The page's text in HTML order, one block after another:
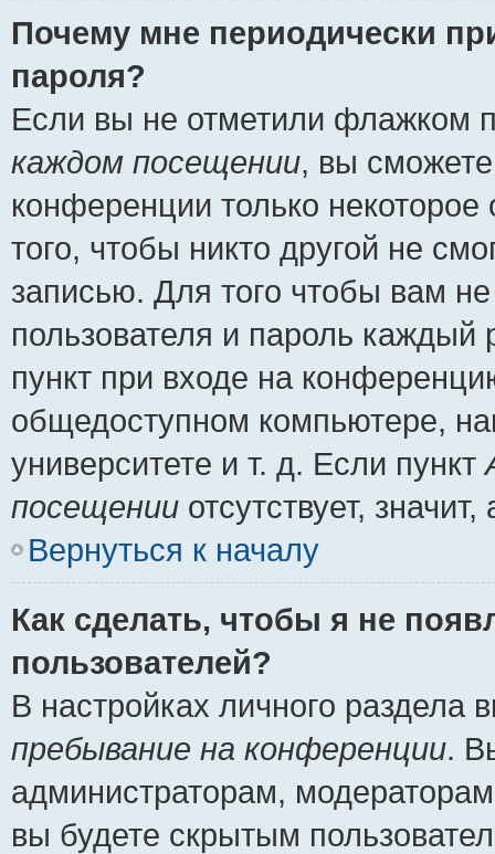
Почему мне периодически
пароля?
Если вы не отметили флажком
каждом посещении, вы
конференции только
того, чтобы никто другой не
записью. Для того чтобы вам
пользователя и пароль
пункт при входе на
общедоступном компьютере,
университете и т. д. Если пункт
посещении отсутствует,
Вернуться к началу
Как сделать, чтобы я не
пользователей?
В настройках личного
пребывание на конференции.
администраторам,
вы будете скрытым